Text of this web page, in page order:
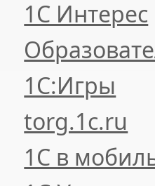
1С Интерес
1С:Игры
torg.1c.ru
1С в